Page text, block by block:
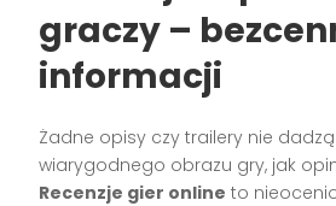
graczy –
informacji
Żadne opisy czy trailery nie
wiarygodnego obrazu gry, jak
Recenzje gier online to